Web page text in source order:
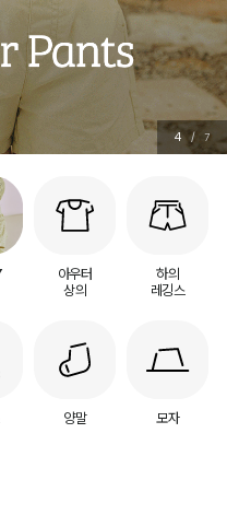
5 / 7
아우터
상의
하의
레깅스
양말 모자